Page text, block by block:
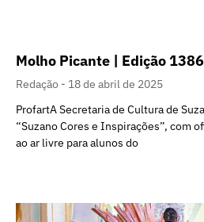
Molho Picante | Edição 1386
Redação
18 de abril de 2025
ProfartA Secretaria de Cultura de
“Suzano Cores e Inspirações”, com
ao ar livre para alunos do